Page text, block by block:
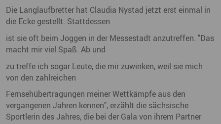
Die Langlaufbretter hat Claudia Nystad jetzt erst einmal in
die Ecke gestellt. Stattdessen
ist sie oft beim Joggen in der Messestadt anzutreffen. "Das
macht mir viel Spaß. Ab und
zu treffe ich sogar Leute, die mir zuwinken, weil sie mich
von den zahlreichen
Fernsehübertragungen meiner Wettkämpfe aus den
vergangenen Jahren kennen", erzählt die sächsische
Sportlerin des Jahres, die bei der Gala von ihrem Partner